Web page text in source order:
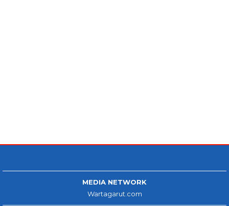
MEDIA NETWORK
Wartagarut.com